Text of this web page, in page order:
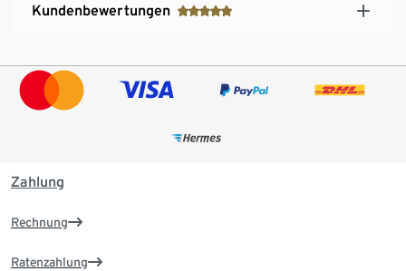
Kundenbewertungen
Zahlung
Rechnung
Ratenzahlung